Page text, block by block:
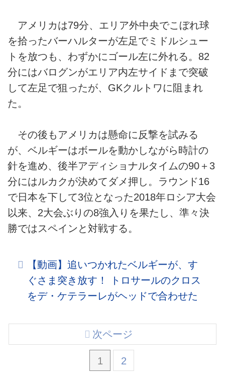
アメリカは79分、エリア外中央でこぼれ球
を拾ったバーハルターが左足でミドルシュー
トを放つも、わずかにゴール左に外れる。82
分にはバログンがエリア内左サイドまで突破
して左足で狙ったが、GKクルトワに阻まれ
た。
その後もアメリカは懸命に反撃を試みる
が、ベルギーはボールを動かしながら時計の
針を進め、後半アディショナルタイムの90＋3
分にはルカクが決めてダメ押し。ラウンド16
で日本を下して3位となった2018年ロシア大会
以来、2大会ぶりの8強入りを果たし、準々決
勝ではスペインと対戦する。
【動画】追いつかれたベルギーが、す
ぐさま突き放す！ トロサールのクロス
をデ・ケテラーレがヘッドで合わせた
1 2
次ページ